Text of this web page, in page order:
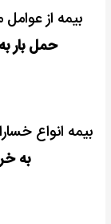
بیمه از
حمل بار
بیمه انواع
به